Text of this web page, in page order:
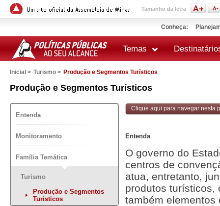
Tamanho da letra
Conheça:
Temas
Inicial > Turismo > Produção e Segmentos Turísticos
Produção e Segmentos Turísticos
impressão
Entenda
Monitoramento
Família Temática
Turismo
Produção e Segmentos
Turísticos
Clique aqui para navegar nesta
Entenda
O governo do
centros de
atua, entretanto,
produtos turísticos,
também elementos